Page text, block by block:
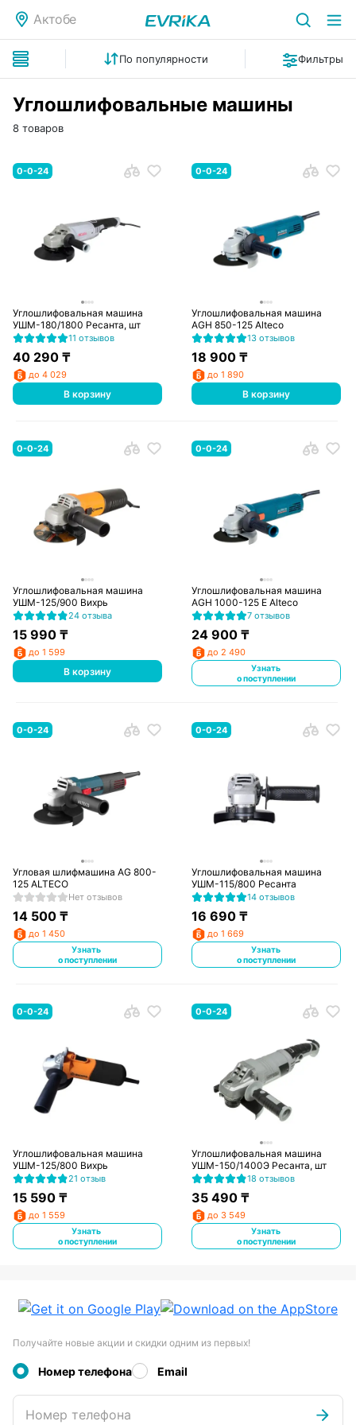
Актобе
По популярности Фильтры
Углошлифовальные машины
8 товаров
0-0-24
Углошлифовальная машина
УШМ-180/1800 Ресанта, шт
11 отзывов
40 290₸
до 4 029
В корзину
0-0-24
Углошлифовальная машина
AGH 850-125 Alteco
13 отзывов
18 900 ₸
до 1 890
В корзину
0-0-24
Углошлифовальная машина
УШМ-125/900 Вихрь
24 отзыва
15 990₸
до 1 599
В корзину
0-0-24
Углошлифовальная машина
AGH 1000-125 E Alteco
7 отзывов
24 900 ₸
до 2 490
Узнать
о поступлении
0-0-24
Угловая шлифмашина AG 800-
125 ALTECO
Нет отзывов
14 500₸
до 1 450
Узнать
о поступлении
0-0-24
Углошлифовальная машина
УШМ-115/800 Ресанта
14 отзывов
16 690 ₸
до 1 669
Узнать
о поступлении
0-0-24
Углошлифовальная машина
УШМ-125/800 Вихрь
21 отзыв
15 590₸
до 1 559
Узнать
о поступлении
0-0-24
Углошлифовальная машина
УШМ-150/1400Э Ресанта, шт
18 отзывов
35 490 ₸
до 3 549
Узнать
о поступлении
Получайте новые акции и скидки одним из первых!
Номер телефона Email
Номер телефона